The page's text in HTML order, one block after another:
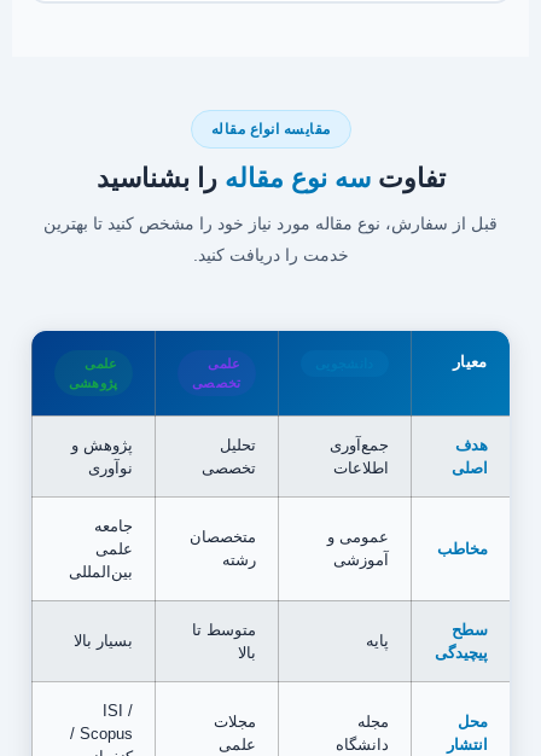
مقایسه انواع مقاله
تفاوتسه نوع مقاله را بشناسید
قبل از سفارش، نوع مقاله مورد نیاز خود را مشخص کنید تا بهترین
خدمت را دریافت کنید.
معیار
علمی
تخصصی
علمی
پژوهشی
هدف
اصلی
جمع‌آوری
اطلاعات
تحلیل
تخصصی
پژوهش و
نوآوری
مخاطب
عمومی و
آموزشی
متخصصان
رشته
جامعه
علمی
بین‌المللی
سطح
پیچیدگی
پایه
متوسط تا
بالا
بسیار بالا
محل
انتشار
مجله
دانشگاه
مجلات
علمی
ISI /
Scopus /